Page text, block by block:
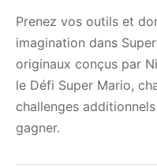
Prenez vos outils et
imagination dans
originaux conçus par
le Défi Super Mario,
challenges
gagner.